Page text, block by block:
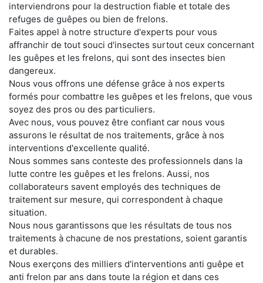
interviendrons pour la destruction fiable et totale des
refuges de guêpes ou bien de frelons.
Faites appel à notre structure d'experts pour vous
affranchir de tout souci d'insectes surtout ceux concernant
les guêpes et les frelons, qui sont des insectes bien
dangereux.
Nous vous offrons une défense grâce à nos experts
formés pour combattre les guêpes et les frelons, que vous
soyez des pros ou des particuliers.
Avec nous, vous pouvez être confiant car nous vous
assurons le résultat de nos traitements, grâce à nos
interventions d'excellente qualité.
Nous sommes sans conteste des professionnels dans la
lutte contre les guêpes et les frelons. Aussi, nos
collaborateurs savent employés des techniques de
traitement sur mesure, qui correspondent à chaque
situation.
Nous nous garantissons que les résultats de tous nos
traitements à chacune de nos prestations, soient garantis
et durables.
Nous exerçons des milliers d'interventions anti guêpe et
anti frelon par ans dans toute la région et dans ces